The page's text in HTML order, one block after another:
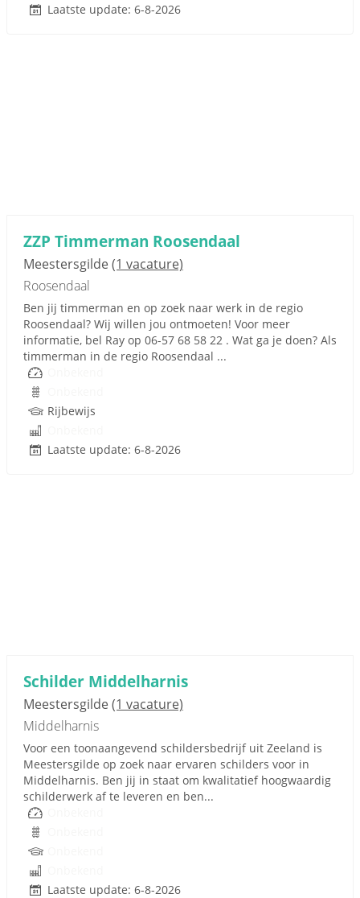
Laatste update: 6-8-2026
ZZP Timmerman Roosendaal
Meestersgilde(1 vacature)
Roosendaal
Ben jij timmerman en op zoek naar werk in de regio
Roosendaal? Wij willen jou ontmoeten! Voor meer
informatie, bel Ray op 06-57 68 58 22 . Wat ga je doen? Als
timmerman in de regio Roosendaal ...
Rijbewijs
Laatste update: 6-8-2026
Schilder Middelharnis
Meestersgilde(1 vacature)
Middelharnis
Voor een toonaangevend schildersbedrijf uit Zeeland is
Meestersgilde op zoek naar ervaren schilders voor in
Middelharnis. Ben jij in staat om kwalitatief hoogwaardig
schilderwerk af te leveren en ben...
Laatste update: 6-8-2026